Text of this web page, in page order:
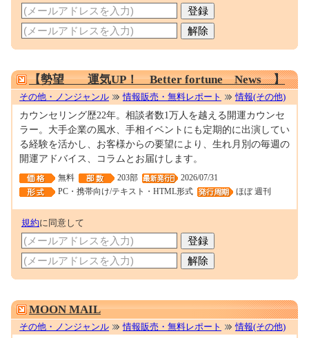
【勢望 運気UP！ Better fortune News 】
その他・ノンジャンル 情報販売・無料レポート 情報(その他)
カウンセリング歴22年。相談者数1万人を越える開運カウンセ
ラー。大手企業の風水、手相イベントにも定期的に出演してい
る経験を活かし、お客様からの要望により、生れ月別の毎週の
開運アドバイス、コラムとお届けします。
無料 203部
2026/07/31
PC・携帯向け/テキスト・HTML形式
ほぼ 週刊
規約に同意して
MOON MAIL
その他・ノンジャンル 情報販売・無料レポート 情報(その他)